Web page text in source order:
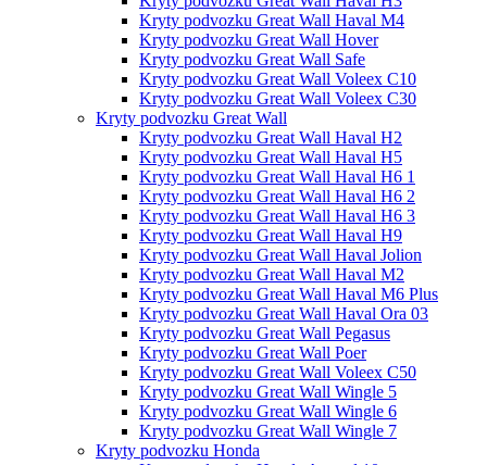
Kryty podvozku Great Wall Haval M4
Kryty podvozku Great Wall Hover
Kryty podvozku Great Wall Safe
Kryty podvozku Great Wall Voleex C10
Kryty podvozku Great Wall Voleex C30
Kryty podvozku Great Wall
Kryty podvozku Great Wall Haval H2
Kryty podvozku Great Wall Haval H5
Kryty podvozku Great Wall Haval H6 1
Kryty podvozku Great Wall Haval H6 2
Kryty podvozku Great Wall Haval H6 3
Kryty podvozku Great Wall Haval H9
Kryty podvozku Great Wall Haval Jolion
Kryty podvozku Great Wall Haval M2
Kryty podvozku Great Wall Haval M6 Plus
Kryty podvozku Great Wall Haval Ora 03
Kryty podvozku Great Wall Pegasus
Kryty podvozku Great Wall Poer
Kryty podvozku Great Wall Voleex C50
Kryty podvozku Great Wall Wingle 5
Kryty podvozku Great Wall Wingle 6
Kryty podvozku Great Wall Wingle 7
Kryty podvozku Honda